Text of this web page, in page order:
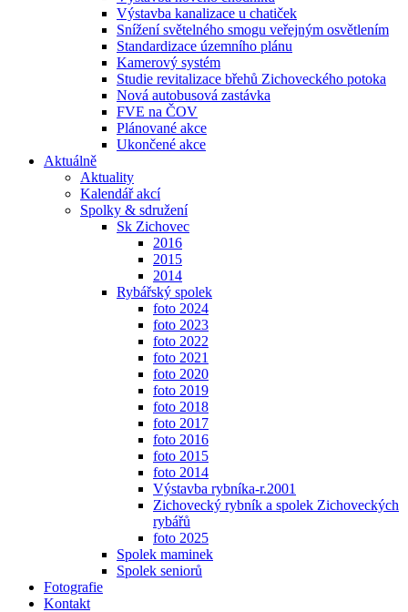
Výstavba kanalizace u chatiček
Snížení světelného smogu veřejným osvětlením
Standardizace územního plánu
Kamerový systém
Studie revitalizace břehů Zichoveckého potoka
Nová autobusová zastávka
FVE na ČOV
Plánované akce
Ukončené akce
Aktuálně
Aktuality
Kalendář akcí
Spolky & sdružení
Sk Zichovec
2016
2015
2014
Rybářský spolek
foto 2024
foto 2023
foto 2022
foto 2021
foto 2020
foto 2019
foto 2018
foto 2017
foto 2016
foto 2015
foto 2014
Výstavba rybníka-r.2001
Zichovecký rybník a spolek Zichoveckých
rybářů
foto 2025
Spolek maminek
Spolek seniorů
Fotografie
Kontakt